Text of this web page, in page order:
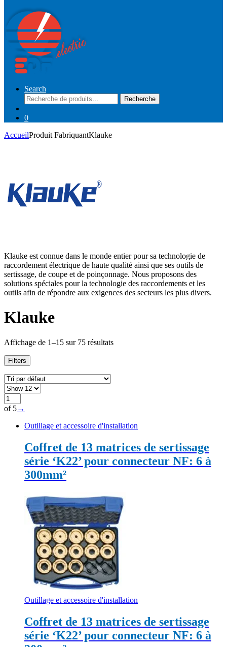
Search
Recherche
pour :
Recherche
0
AccueilProduit FabriquantKlauke
Klauke est connue dans le monde entier pour sa technologie de
raccordement électrique de haute qualité ainsi que ses outils de
sertissage, de coupe et de poinçonnage. Nous proposons des
solutions spéciales pour la technologie des raccordements et les
outils afin de répondre aux exigences des secteurs les plus divers.
Klauke
Affichage de 1–15 sur 75 résultats
Filters
of 5→
Outillage et accessoire d'installation
Coffret de 13 matrices de sertissage
série ‘K22’ pour connecteur NF: 6 à
300mm²
Outillage et accessoire d'installation
Coffret de 13 matrices de sertissage
série ‘K22’ pour connecteur NF: 6 à